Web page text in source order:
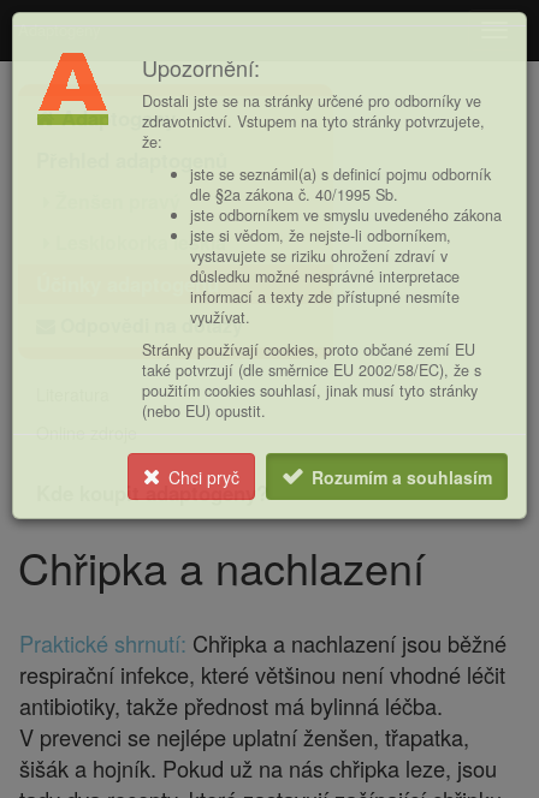
Adaptogeny
Hlavní
nabídkaAdaptogeny
Lesklokorka lesklá
Účinky adaptogenů
Odpovědi na dotazy
Online zdroje
Kde koupit adaptogeny?
Drobečková
navigace
Chřipka a nachlazení
Praktické shrnutí: Chřipka a nachlazení jsou běžné
respirační infekce, které většinou není vhodné léčit
antibiotiky, takže přednost má bylinná léčba.
V prevenci se nejlépe uplatní ženšen, třapatka,
šišák a hojník. Pokud už na nás chřipka leze, jsou
Upozornění:
Dostali jste se na stránky určené pro odborníky ve
zdravotnictví. Vstupem na tyto stránky potvrzujete,
že:
jste se seznámil(a) s definicí pojmu odborník
dle §2a zákona č. 40/1995 Sb.
jste odborníkem ve smyslu uvedeného zákona
jste si vědom, že nejste-li odborníkem,
vystavujete se riziku ohrožení zdraví v
důsledku možné nesprávné interpretace
informací a texty zde přístupné nesmíte
využívat.
Stránky používají cookies, proto občané zemí EU
také potvrzují (dle směrnice EU 2002/58/EC), že s
použitím cookies souhlasí, jinak musí tyto stránky
(nebo EU) opustit.
Chci pryč Rozumím a souhlasím